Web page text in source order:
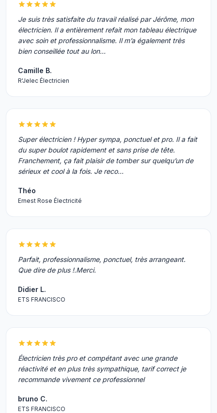
Je suis très satisfaite du travail réalisé par Jérôme, mon
électricien. Il a entièrement refait mon tableau électrique
avec soin et professionnalisme. Il m’a également très
bien conseillée tout au lon…
Camille B.
R'Jelec Électricien
Super électricien ! Hyper sympa, ponctuel et pro. Il a fait
du super boulot rapidement et sans prise de tête.
Franchement, ça fait plaisir de tomber sur quelqu’un de
sérieux et cool à la fois. Je reco…
Théo
Ernest Rose Électricité
Parfait, professionnalisme, ponctuel, très arrangeant.
Que dire de plus !.Merci.
Didier L.
ETS FRANCISCO
Électricien très pro et compétant avec une grande
réactivité et en plus très sympathique, tarif correct je
recommande vivement ce professionnel
bruno C.
ETS FRANCISCO